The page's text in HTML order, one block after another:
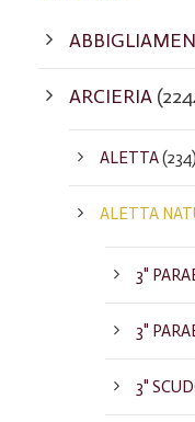
ARCIERIA
ALETTA(234)
ALETTA
3"
3"
3"